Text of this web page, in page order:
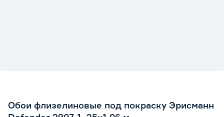
Обои флизелиновые под покраску Эрисманн